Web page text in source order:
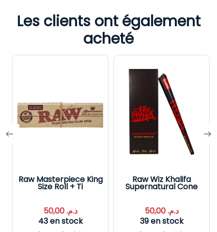
Les clients ont également
acheté
Raw Masterpiece King
Size Roll + Ti
د.م.50,00
43 en stock
Raw Wiz Khalifa
Supernatural Cone
د.م.50,00
39 en stock